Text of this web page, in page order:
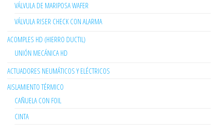
VÁLVULA DE MARIPOSA WAFER
VÁLVULA RISER CHECK CON ALARMA
ACOMPLES HD (HIERRO DUCTIL)
UNIÓN MECÁNICA HD
ACTUADORES NEUMÁTICOS Y ELÉCTRICOS
AISLAMIENTO TÉRMICO
CAÑUELA CON FOIL
CINTA